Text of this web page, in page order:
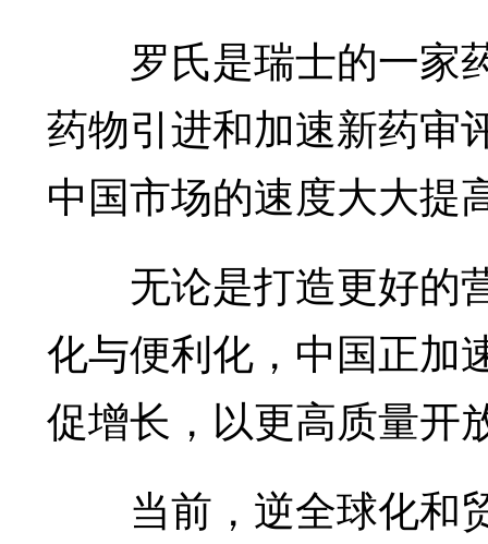
罗氏是瑞士的一家
药物引进和加速新药审
中国市场的速度大大提
无论是打造更好的
化与便利化，中国正加
促增长，以更高质量开
当前，逆全球化和